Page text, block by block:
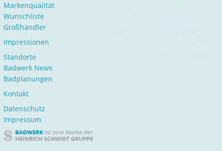
Markenqualität
Wunschliste
Großhändler
Impressionen
Standorte
Badwerk News
Badplanungen
Kontakt
Datenschutz
Impressum